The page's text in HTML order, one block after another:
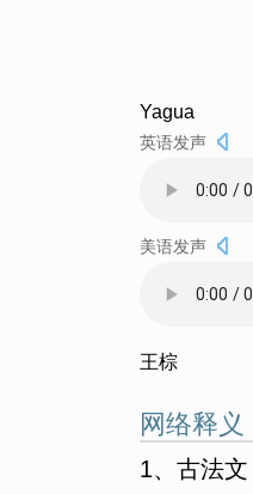
Yagua
英语发声
美语发声
王棕
网络释义
1、古法文